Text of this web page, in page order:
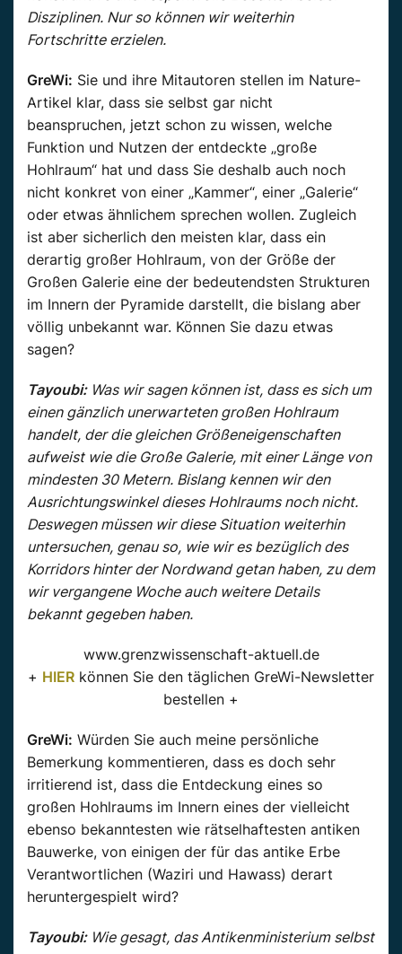
Disziplinen. Nur so können wir weiterhin
Fortschritte erzielen.
GreWi: Sie und ihre Mitautoren stellen im Nature-
Artikel klar, dass sie selbst gar nicht
beanspruchen, jetzt schon zu wissen, welche
Funktion und Nutzen der entdeckte „große
Hohlraum“ hat und dass Sie deshalb auch noch
nicht konkret von einer „Kammer“, einer „Galerie“
oder etwas ähnlichem sprechen wollen. Zugleich
ist aber sicherlich den meisten klar, dass ein
derartig großer Hohlraum, von der Größe der
Großen Galerie eine der bedeutendsten Strukturen
im Innern der Pyramide darstellt, die bislang aber
völlig unbekannt war. Können Sie dazu etwas
sagen?
Tayoubi:Was wir sagen können ist, dass es sich um
einen gänzlich unerwarteten großen Hohlraum
handelt, der die gleichen Größeneigenschaften
aufweist wie die Große Galerie, mit einer Länge von
mindesten 30 Metern. Bislang kennen wir den
Ausrichtungswinkel dieses Hohlraums noch nicht.
Deswegen müssen wir diese Situation weiterhin
untersuchen, genau so, wie wir es bezüglich des
Korridors hinter der Nordwand getan haben, zu dem
wir vergangene Woche auch weitere Details
bekannt gegeben haben.
www.grenzwissenschaft-aktuell.de
+ HIER können Sie den täglichen GreWi-Newsletter
bestellen +
GreWi: Würden Sie auch meine persönliche
Bemerkung kommentieren, dass es doch sehr
irritierend ist, dass die Entdeckung eines so
großen Hohlraums im Innern eines der vielleicht
ebenso bekanntesten wie rätselhaftesten antiken
Bauwerke, von einigen der für das antike Erbe
Verantwortlichen (Waziri und Hawass) derart
heruntergespielt wird?
Tayoubi:Wie gesagt, das Antikenministerium selbst